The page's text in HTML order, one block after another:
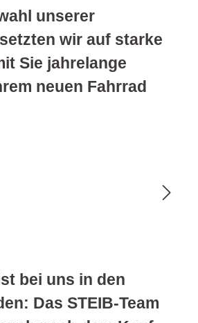
unserer
wir auf starke
Sie jahrelange
neuen Fahrrad
bei uns in den
Das STEIB-Team